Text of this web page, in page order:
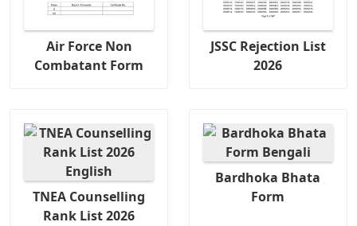
Air Force Non
Combatant Form
JSSC Rejection List
2026
TNEA Counselling
Rank List 2026
Bardhoka Bhata
Form